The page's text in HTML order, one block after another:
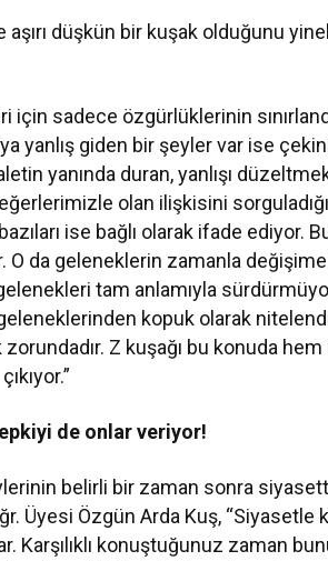
aşırı düşkün bir kuşak olduğunu
için sadece özgürlüklerinin
yanlış giden bir şeyler var ise
yanında duran, yanlışı
olan ilişkisini
ise bağlı olarak ifade ediyor.
O da geleneklerin zamanla
tam anlamıyla
kopuk olarak
Z kuşağı bu konuda
de onlar veriyor!
belirli bir zaman sonra
Üyesi Özgün Arda Kuş,
Karşılıklı konuştuğunuz zaman